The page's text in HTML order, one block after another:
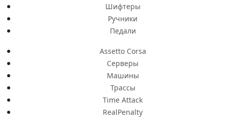
Шифтеры
Ручники
Педали
Assetto Corsa
Серверы
Машины
Трассы
Time Attack
RealPenalty